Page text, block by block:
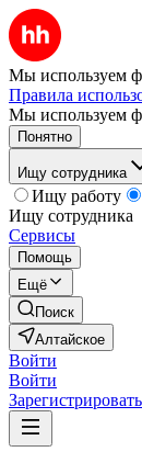
Мы используем
Правила
Мы используем
Понятно
Ищу сотрудника
Ищу работу
Ищу сотрудника
Сервисы
Помощь
Ещё
Поиск
Алтайское
Войти
Войти